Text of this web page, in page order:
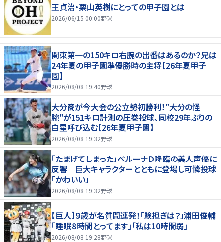
王貞治・栗山英樹にとっての甲子園とは
2026/06/15 00:00野球
関東第一の150キロ右腕の出番はあるのか？兄は
24年夏の甲子園準優勝時の主将【26年夏甲子
園】
2026/08/08 19:40野球
大分商が今大会の公立勢初勝利！"大分の怪
腕"が151キロ計測の圧巻投球、同校29年ぶりの
白星呼び込む【26年夏甲子園】
2026/08/08 19:32野球
「たまげてしまった」ベルーナＤ降臨の美人声優に
反響 巨大キャラクターとともに登場し可憐投球
「かわいい」
2026/08/08 19:32野球
【巨人】９歳が名質問連発！「験担ぎは？」浦田俊輔
「睡眠８時間とってます」「私は10時間弱」
2026/08/08 19:28野球